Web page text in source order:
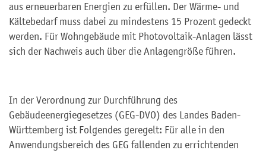
aus erneuerbaren Energien zu erfüllen. Der Wärme- und
Kältebedarf muss dabei zu mindestens 15 Prozent gedeckt
werden. Für Wohngebäude mit Photovoltaik-Anlagen lässt
sich der Nachweis auch über die Anlagengröße führen.
In der Verordnung zur Durchführung des
Gebäudeenergiegesetzes (GEG-DVO) des Landes Baden-
Württemberg ist Folgendes geregelt: Für alle in den
Anwendungsbereich des GEG fallenden zu errichtenden